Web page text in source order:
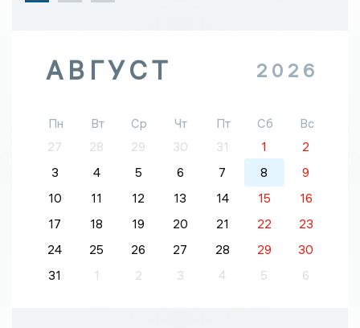
АВГУСТ 2026
Пн Вт Ср Чт Пт Сб
Вс
27
28 29 30 31 1
2
3
4 5 6 7 8
9
10
11 12 13 14 15
16
17
18 19 20 21 22
23
24
25 26 27 28 29
30
31
1 2 3 4 5 6